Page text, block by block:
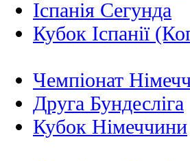
Іспанія Сегунда
Кубок Іспанії
Чемпіонат
Друга Бундесліга
Кубок Німеччини